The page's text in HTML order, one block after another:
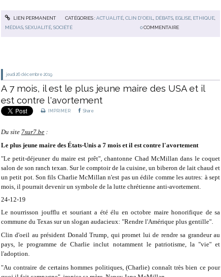
LIEN PERMANENT CATÉGORIES :ACTUALITÉ, CLIN D'OEIL, DÉBATS, EGLISE, ETHIQUE,
MÉDIAS ,SEXUALITÉ ,SOCIÉTÉ 0 COMMENTAIRE
jeudi 26 décembre 2019
A 7 mois, il est le plus jeune maire des USA et il
est contre l'avortement
IMPRIMER Share
Du site 7sur7.be :
Le plus jeune maire des États-Unis a 7 mois et il est contre l'avortement
"Le petit-déjeuner du maire est prêt", chantonne Chad McMillan dans le coquet
salon de son ranch texan. Sur le comptoir de la cuisine, un biberon de lait chaud et
un petit pot. Son fils Charlie McMillan n'est pas un édile comme les autres: à sept
mois, il pourrait devenir un symbole de la lutte chrétienne anti-avortement.
24-12-19
Le nourrisson joufflu et souriant a été élu en octobre maire honorifique de sa
commune du Texas sur un slogan audacieux: "Rendre l'Amérique plus gentille".
Clin d'oeil au président Donald Trump, qui promet lui de rendre sa grandeur au
pays, le programme de Charlie inclut notamment le patriotisme, la "vie" et
l'adoption.
"Au contraire de certains hommes politiques, (Charlie) connaît très bien ce pour